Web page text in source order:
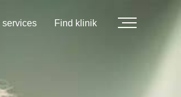
services Find klinik